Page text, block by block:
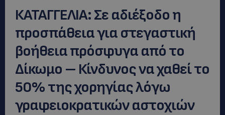
ΚΑΤΑΓΓΕΛΙΑ: Σε αδιέξοδο η
προσπάθεια για στεγαστική
βοήθεια πρόσφυγα από το
Δίκωμο – Κίνδυνος να χαθεί το
50% της χορηγίας λόγω
γραφειοκρατικών αστοχιών